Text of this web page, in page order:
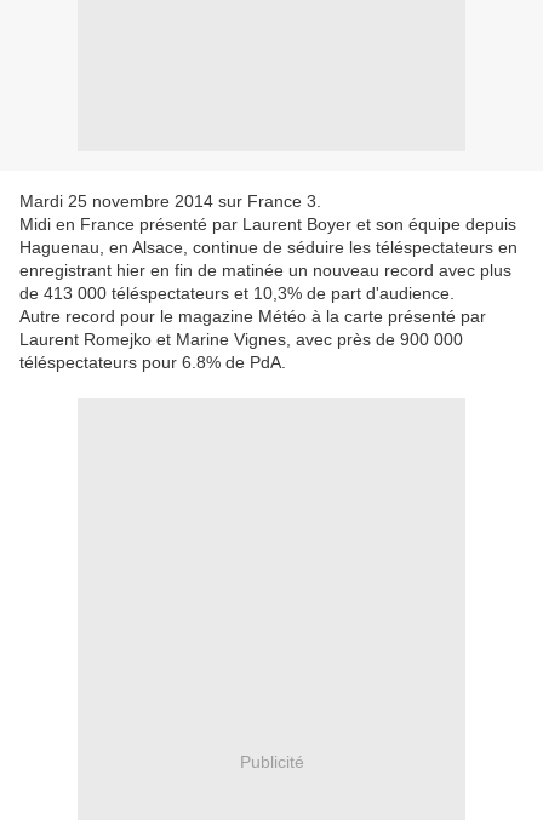
Mardi 25 novembre 2014 sur France 3.
Midi en France présenté par Laurent Boyer et son équipe depuis
Haguenau, en Alsace, continue de séduire les téléspectateurs en
enregistrant hier en fin de matinée un nouveau record avec plus
de 413 000 téléspectateurs et 10,3% de part d'audience.
Autre record pour le magazine Météo à la carte présenté par
Laurent Romejko et Marine Vignes, avec près de 900 000
téléspectateurs pour 6.8% de PdA.
Publicité